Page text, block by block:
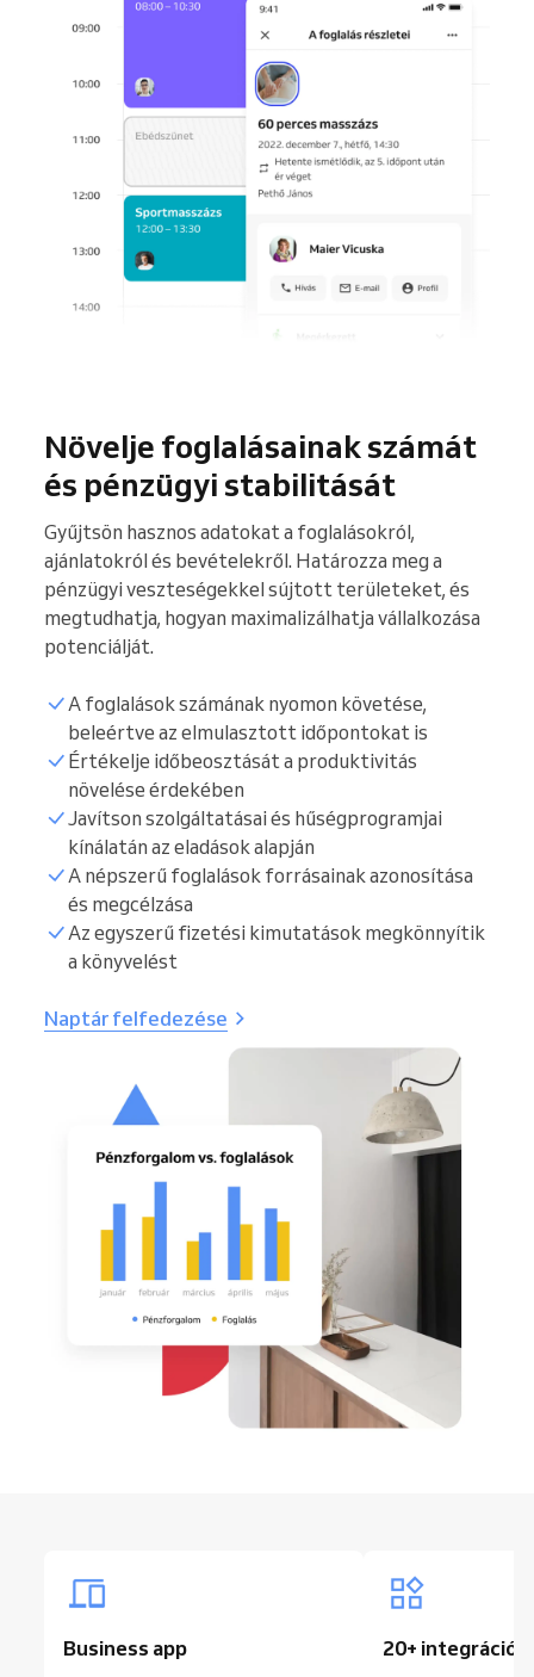
Növelje foglalásainak számát
és pénzügyi stabilitását
Gyűjtsön hasznos adatokat a foglalásokról,
ajánlatokról és bevételekről. Határozza meg a
pénzügyi veszteségekkel sújtott területeket, és
megtudhatja, hogyan maximalizálhatja vállalkozása
potenciálját.
A foglalások számának nyomon követése,
beleértve az elmulasztott időpontokat is
Értékelje időbeosztását a produktivitás
növelése érdekében
Javítson szolgáltatásai és hűségprogramjai
kínálatán az eladások alapján
A népszerű foglalások forrásainak azonosítása
és megcélzása
Az egyszerű fizetési kimutatások megkönnyítik
a könyvelést
Naptár felfedezése
Business app 20+